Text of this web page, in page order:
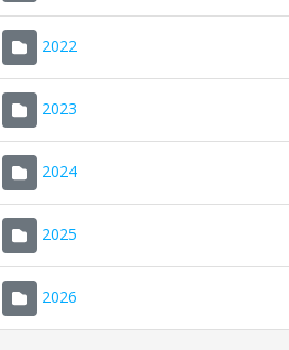
2022
2023
2024
2025
2026